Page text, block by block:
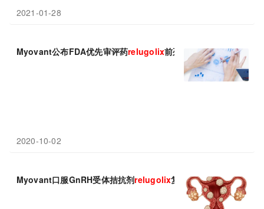
2021-01-28
Myovant公布FDA优先审评药relugolix前列腺癌3期临床失败数据
2020-10-02
Myovant口服GnRH受体拮抗剂relugolix复方片在美国进入审查！